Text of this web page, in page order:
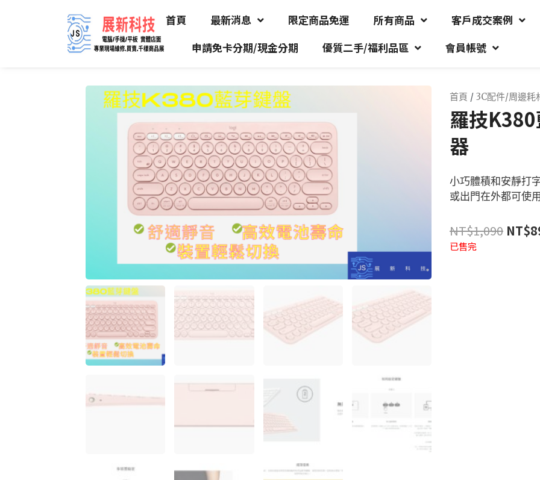
首頁 最新消息 限定商品免運 所有商品
客戶成交案例
申請免卡分期/現金分期
優質二手/福利品區 會員帳號
首頁 / 3C配件/周邊耗
羅技
器
小巧體積和安靜打
或出門在外都可使
NT$1,090 NT$
已售完